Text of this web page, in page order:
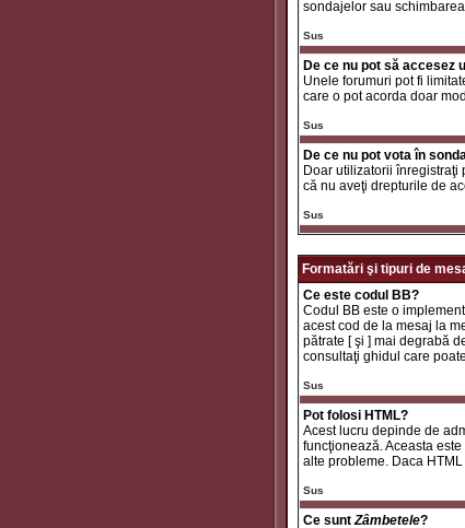
sondajelor sau
Sus
De ce nu pot să accesez
Unele forumuri pot fi
care o pot acorda doar
Sus
De ce nu pot vota în
Doar utilizatorii înregistraţi
că nu aveţi drepturile de
Sus
Formatări şi tipuri de
Ce este codul BB?
Codul BB este o
acest cod de la mesaj la
pătrate [ şi ] mai degrabă
consultaţi ghidul care
Sus
Pot folosi HTML?
Acest lucru depinde de
funcţionează. Aceasta
alte probleme. Daca
Sus
Ce suntZâmbetele?